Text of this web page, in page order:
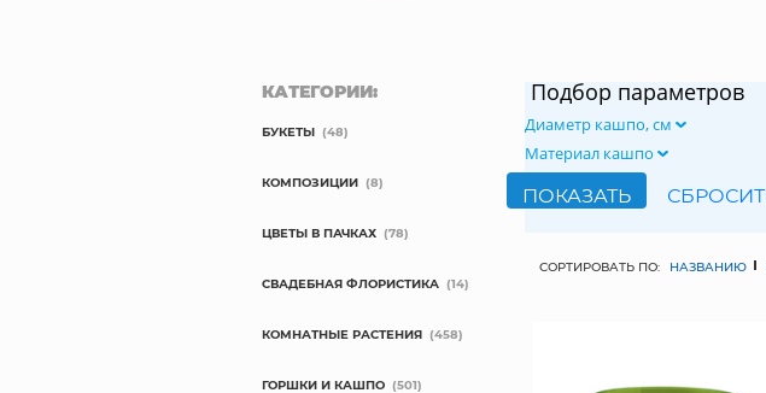
Подбор параметров
Диаметр кашпо, см
Материал кашпо
СОРТИРОВАТЬ ПО: НАЗВАНИЮ
КАТЕГОРИИ:
БУКЕТЫ (48)
КОМПОЗИЦИИ (8)
ЦВЕТЫ В ПАЧКАХ (78)
СВАДЕБНАЯ ФЛОРИСТИКА (14)
КОМНАТНЫЕ РАСТЕНИЯ (458)
ГОРШКИ И КАШПО (501)